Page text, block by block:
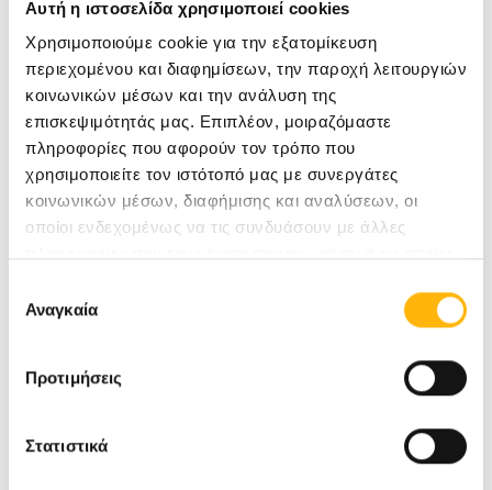
Αυτή η ιστοσελίδα χρησιμοποιεί cookies
Χρησιμοποιούμε cookie για την εξατομίκευση
περιεχομένου και διαφημίσεων, την παροχή λειτουργιών
κοινωνικών μέσων και την ανάλυση της
επισκεψιμότητάς μας. Επιπλέον, μοιραζόμαστε
πληροφορίες που αφορούν τον τρόπο που
χρησιμοποιείτε τον ιστότοπό μας με συνεργάτες
κοινωνικών μέσων, διαφήμισης και αναλύσεων, οι
οποίοι ενδεχομένως να τις συνδυάσουν με άλλες
των υπηρεσιών τους.
συγκατάθεσης
Αναγκαία
Προτιμήσεις
Στατιστικά
Καλύτερο αισθητικό αποτέλεσμα
Το Παιδοχειρουργικό Τμήμα παρέχει υψηλής
ποιότητας υπηρεσίες υγείας σε νεογνά, βρέφη,
με παθήσεις που απαιτούν χειρουργική